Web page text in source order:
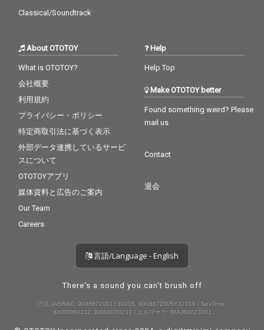
Classical/Soundtrack
About OTOTOY
What is OTOTOY?
会社概要
利用規約
プライバシー・ポリシー
特定商取引法に基づく表示
外部データ連携しているサービ
スについて
OTOTOYアプリ
媒体資料と広告のご案内
Our Team
Careers
Help
Help Top
Make OTOTOY better
Found something weird? Please
mail us
Contact
退会
言語/Language - English
There's a sound you can't brush off
許諾 JASRAC: 9008872001Y30005, 9008872005Y37019 / NexTone:
ID000000232, ID000000233 / エルマーク: RIAJ80023001